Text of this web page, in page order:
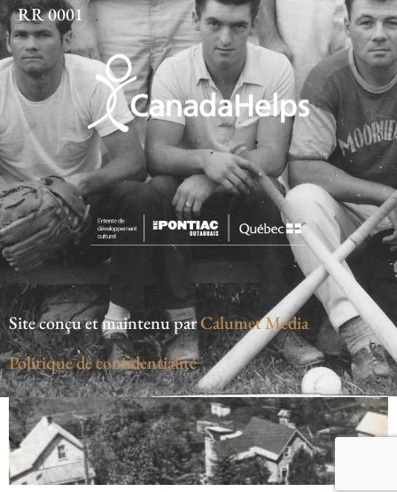
RR 0001
Site conçu et maintenu parCalumet Media
Politique de confidentialité